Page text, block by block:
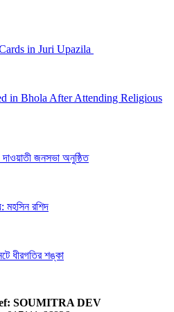
in Juri Upazila
in Bhola After Attending Religious
জনসভা অনুষ্ঠিত
মহসিন রশিদ
ধীরগতির শঙ্কা
SOUMITRA DEV